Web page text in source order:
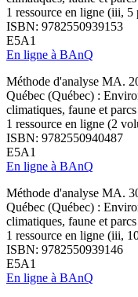
1 ressource en ligne (iii, 5
ISBN: 9782550939153
E5A1
En ligne à BAnQ
Méthode d'analyse MA.
Québec (Québec) :
climatiques, faune et
1 ressource en ligne (2
ISBN: 9782550940487
E5A1
En ligne à BAnQ
Méthode d'analyse MA.
Québec (Québec) :
climatiques, faune et
1 ressource en ligne (iii,
ISBN: 9782550939146
E5A1
En ligne à BAnQ